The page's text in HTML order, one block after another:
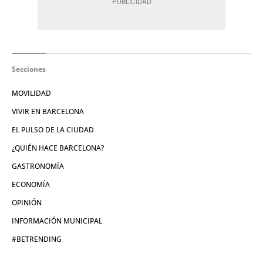
Secciones
MOVILIDAD
VIVIR EN BARCELONA
EL PULSO DE LA CIUDAD
¿QUIÉN HACE BARCELONA?
GASTRONOMÍA
ECONOMÍA
OPINIÓN
INFORMACIÓN MUNICIPAL
#BETRENDING